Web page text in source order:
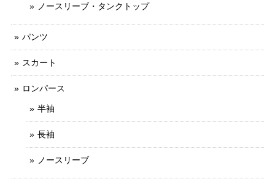
ノースリーブ・タンクトップ
パンツ
スカート
ロンパース
半袖
長袖
ノースリーブ